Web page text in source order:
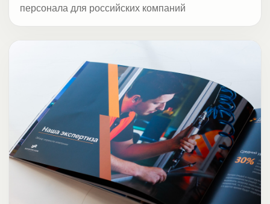
персонала для российских компаний